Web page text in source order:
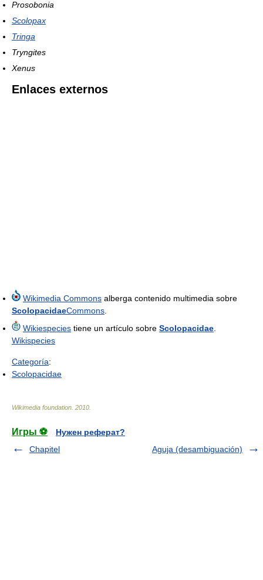
Prosobonia
Scolopax
Tringa
Tryngites
Xenus
Enlaces externos
Wikimedia Commons alberga contenido multimedia sobre
ScolopacidaeCommons
Wikiespecies tiene un artículo sobre Scolopacidae
Wikispecies
Categoría:
Scolopacidae
Wikimedia foundation 2010
Игры ⚽
Нужен реферат?
Chapitel
Aguja (desambiguación)